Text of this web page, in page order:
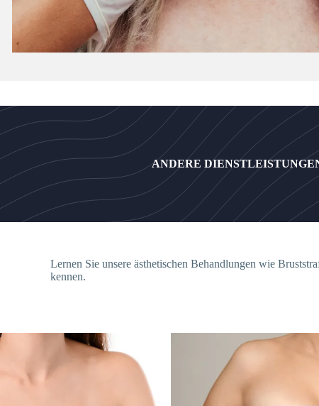
ANDERE
Lernen Sie unsere ästhetischen Behandlungen wie
kennen.